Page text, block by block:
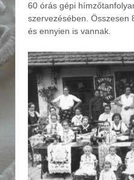
60 órás gépi
szervezésében. Összesen
és ennyien is vannak.